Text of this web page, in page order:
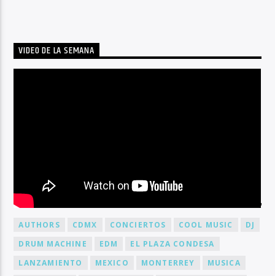
VIDEO DE LA SEMANA
BY TAG
AUTHORS CDMX CONCIERTOS COOL MUSIC
DJ
DRUM MACHINE
EDM
EL PLAZA CONDESA
LANZAMIENTO
MEXICO MONTERREY
MUSICA